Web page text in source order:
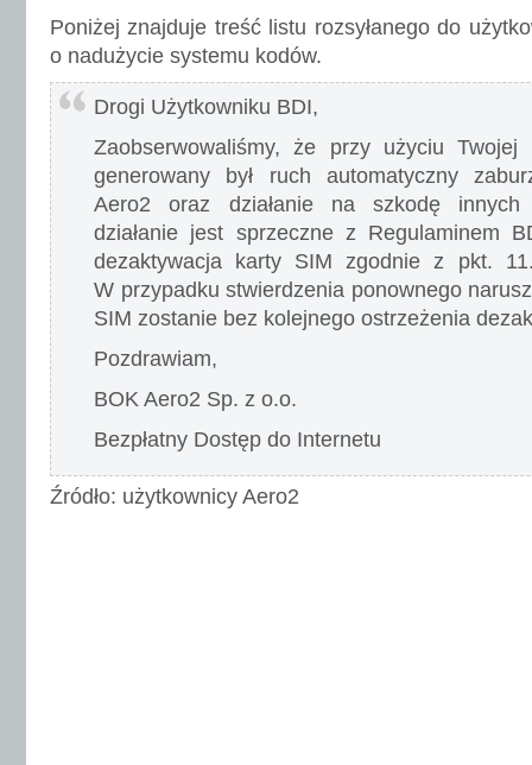
Poniżej znajduje treść listu rozsyłanego do
o nadużycie systemu kodów.
Drogi Użytkowniku BDI,
Zaobserwowaliśmy, że przy użyciu
generowany był ruch automatyczny
Aero2 oraz działanie na szkodę innych
działanie jest sprzeczne z Regulaminem
dezaktywacja karty SIM zgodnie z pkt.
W przypadku stwierdzenia ponownego
SIM zostanie bez kolejnego ostrzeżenia
Pozdrawiam,
BOK Aero2 Sp. z o.o.
Bezpłatny Dostęp do Internetu
Źródło: użytkownicy Aero2